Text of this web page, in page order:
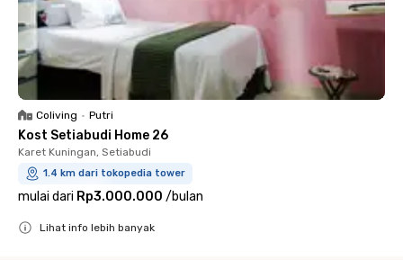
Coliving • Putri
Kost Setiabudi Home 26
Karet Kuningan, Setiabudi
1.4 km dari tokopedia tower
mulai dari Rp3.000.000 /bulan
Lihat info lebih banyak